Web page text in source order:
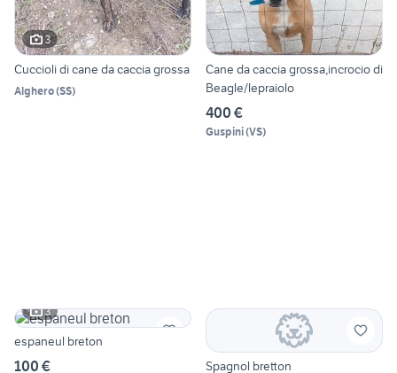
3
Cuccioli di cane da caccia grossa
Alghero(SS)
Cane da caccia grossa,incrocio di
Beagle/lepraiolo
400 €
Guspini(VS)
3
espaneul breton
100 € Spagnol bretton